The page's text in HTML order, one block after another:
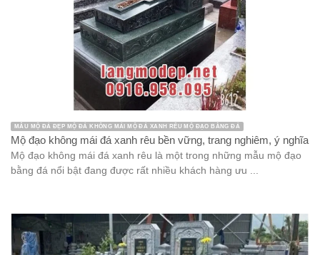
MẪU MỘ ĐÁ ĐẸP MỘ ĐÁ KHÔNG MÁI MỘ ĐÁ XANH RÊU MỘ ĐẠO BẰNG ĐÁ
Mộ đạo không mái đá xanh rêu bền vững, trang nghiêm, ý nghĩa
Mộ đạo không mái đá xanh rêu là một trong những mẫu mộ đạo
bằng đá nổi bật đang được rất nhiều khách hàng ưu ...